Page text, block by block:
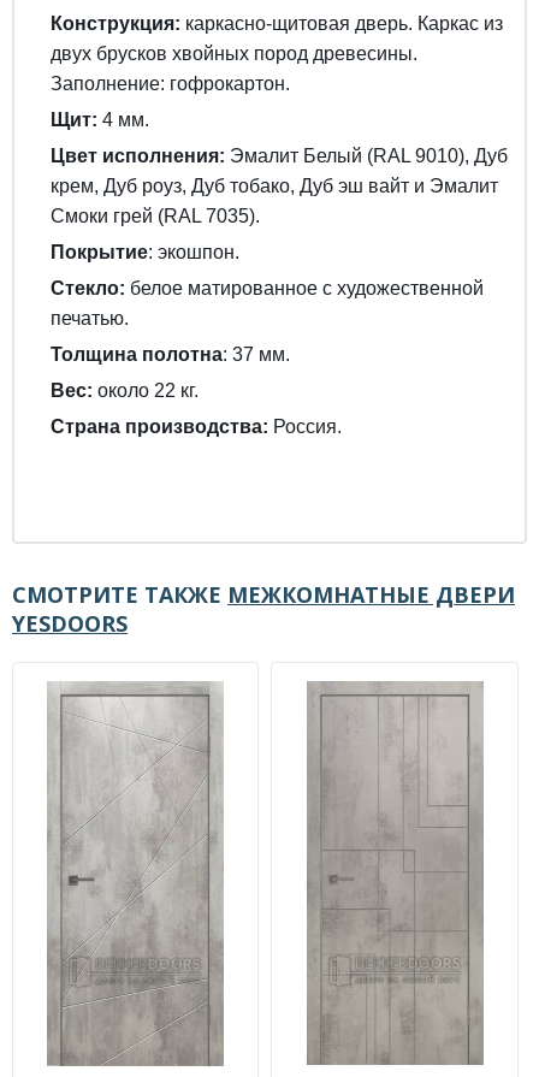
Конструкция: каркасно-щитовая дверь. Каркас из
двух брусков хвойных пород древесины.
Заполнение: гофрокартон.
Щит: 4 мм.
Цвет исполнения: Эмалит Белый (RAL 9010), Дуб
крем, Дуб роуз, Дуб тобако, Дуб эш вайт и Эмалит
Смоки грей (RAL 7035).
Покрытие: экошпон.
Стекло: белое матированное с художественной
печатью.
Толщина полотна: 37 мм.
Вес: около 22 кг.
Страна производства: Россия.
СМОТРИТЕ ТАКЖЕ МЕЖКОМНАТНЫЕ ДВЕРИ
YESDOORS